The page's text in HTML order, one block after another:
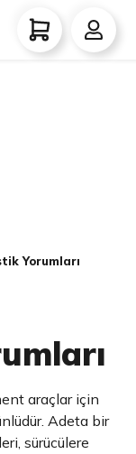
Yorumları
araçlar için
Adeta bir
sürücülere